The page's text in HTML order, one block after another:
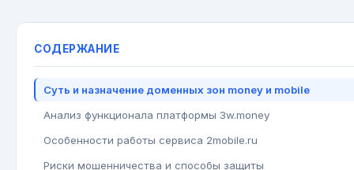
СОДЕРЖАНИЕ
Суть и назначение доменных зон money и mobile
Анализ функционала платформы 3w.money
Особенности работы сервиса 2mobile.ru
Риски мошенничества и способы защиты